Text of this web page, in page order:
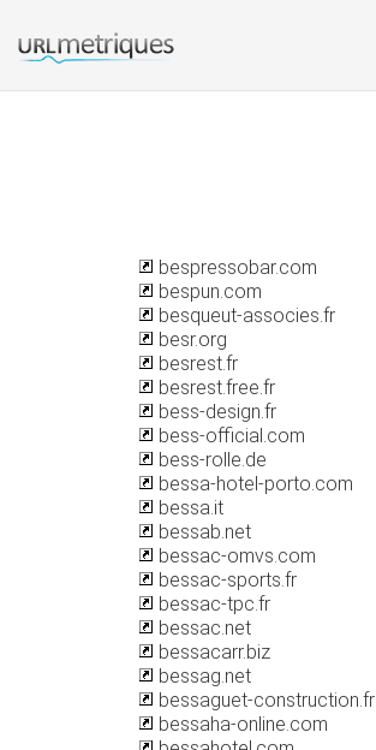
bespressobar.com
bespun.com
besqueut-associes.fr
besr.org
besrest.fr
besrest.free.fr
bess-design.fr
bess-official.com
bess-rolle.de
bessa-hotel-porto.com
bessa.it
bessab.net
bessac-omvs.com
bessac-sports.fr
bessac-tpc.fr
bessac.net
bessacarr.biz
bessag.net
bessaguet-construction.fr
bessaha-online.com